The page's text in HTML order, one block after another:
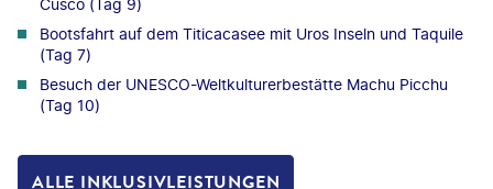
Bootsfahrt auf dem Titicacasee mit Uros Inseln und Taquile
(Tag 7)
Besuch der UNESCO-Weltkulturerbestätte Machu Picchu
(Tag 10)
ALLE INKLUSIVLEISTUNGEN